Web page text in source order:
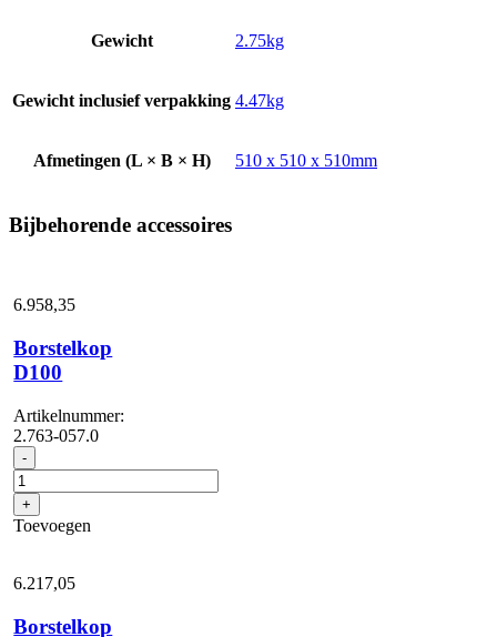
Gewicht 2.75kg
Gewicht inclusief verpakking 4.47kg
Afmetingen (L × B × H) 510 x 510 x 510mm
Bijbehorende accessoires
6.958,35
Borstelkop
D100
Artikelnummer:
2.763-057.0
- Borstelkop
D100
aantal
+
Toevoegen
6.217,05
Borstelkop